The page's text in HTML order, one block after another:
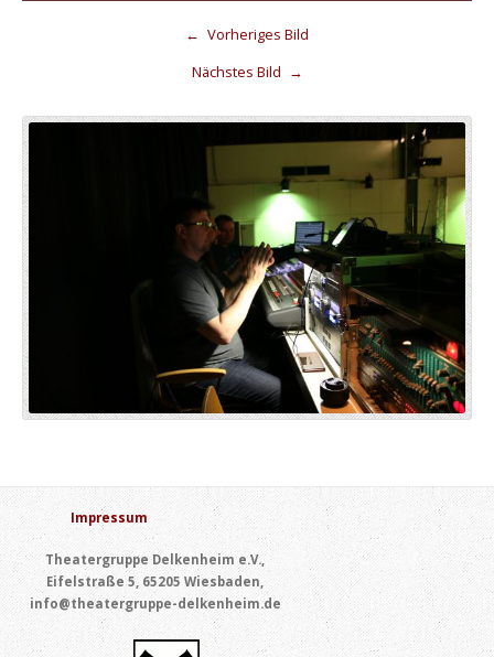
← Vorheriges Bild
Nächstes Bild →
Impressum
Theatergruppe Delkenheim e.V.,
Eifelstraße 5, 65205 Wiesbaden,
info@theatergruppe-delkenheim.de